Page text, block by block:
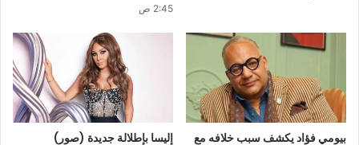
2:45 ص
بيومي فؤاد يكشف سبب خلافه مع
إليسا بإطلالة جديدة (صور)